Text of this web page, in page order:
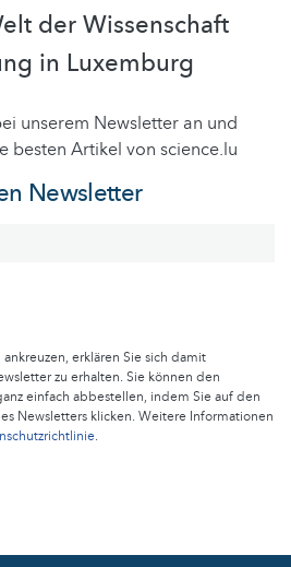
der Wissenschaft
in Luxemburg
unserem Newsletter an und
besten Artikel von science.lu
Newsletter
erklären Sie sich damit
zu erhalten. Sie können den
einfach abbestellen, indem Sie auf den
Newsletters klicken. Weitere Informationen
.